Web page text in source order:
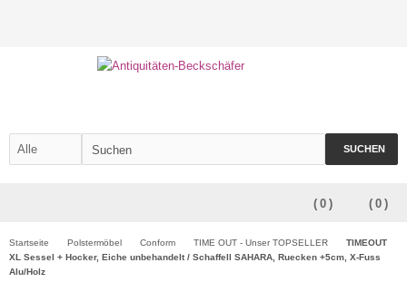
SUCHEN
( 0 )
( 0 )
Startseite Polstermöbel Conform TIME OUT - Unser TOPSELLER
TIMEOUT
XL Sessel + Hocker, Eiche unbehandelt / Schaffell SAHARA, Ruecken +5cm, X-Fuss
Alu/Holz